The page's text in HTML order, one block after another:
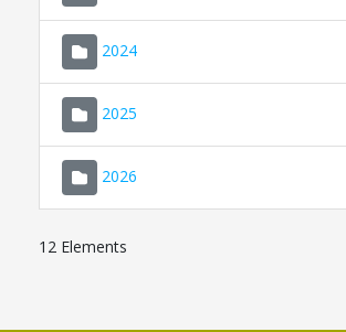
2024
2025
2026
12 Elements